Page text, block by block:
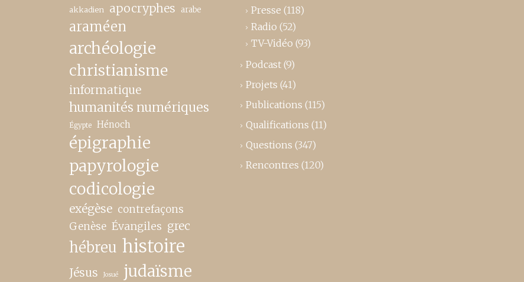
akkadien apocryphes arabe
araméen
archéologie
christianisme
informatique
humanités numériques
Égypte Hénoch
épigraphie
papyrologie
codicologie
exégèse contrefaçons
Genèse Évangiles grec
hébreu histoire
Jésus Josué judaïsme
Presse (118)
Radio (52)
TV-Vidéo (93)
Podcast (9)
Projets (41)
Publications (115)
Qualifications (11)
Questions (347)
Rencontres (120)